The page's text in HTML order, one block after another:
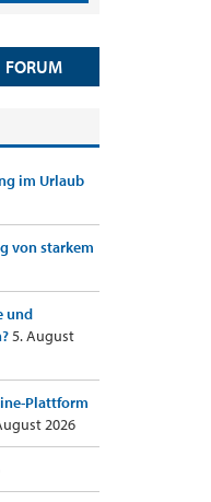
FORUM
im Urlaub
von starkem
und
5. August
Plattform
2026